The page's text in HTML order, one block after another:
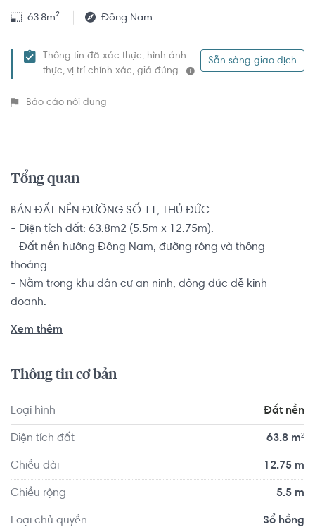
63.8m² Đông Nam
Thông tin đã xác thực, hình ảnh
thực, vị trí chính xác, giá đúng
Sẵn sàng giao dịch
Báo cáo nội dung
Tổng quan
BÁN ĐẤT NỀN ĐƯỜNG SỐ 11, THỦ ĐỨC
- Diện tích đất: 63.8m2 (5.5m x 12.75m).
- Đất nền hướng Đông Nam, đường rộng và thông
thoáng.
- Nằm trong khu dân cư an ninh, đông đúc dễ kinh
doanh.
mới cưới và muốn an cư lâu dài vì đây là vị trí trung tâm
tới các trường đại học,.. là nơi an ninh vì vị trí gần với khu
vực ủy ban nhân dân phường, là nơi tập trung các bệnh
bạn, cho tới các nơi thờ cúng như nhà thờ, chùa chiền vẹn
toàn tâm linh. Nơi đây hứa hẹn sẽ mang lại cho bạn cuộc
Xem thêm
Thông tin cơ bản
Loại hình Đất nền
Diện tích đất 63.8 m²
Chiều dài 12.75 m
Chiều rộng 5.5 m
Loại chủ quyền Sổ hồng